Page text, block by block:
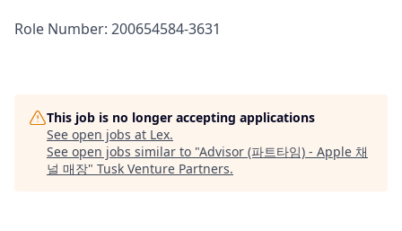
Role Number: 200654584-3631
This job is no longer accepting applications
See open jobs at Lex.
See open jobs similar to "Advisor (파트타임) - Apple 채
널 매장" Tusk Venture Partners.